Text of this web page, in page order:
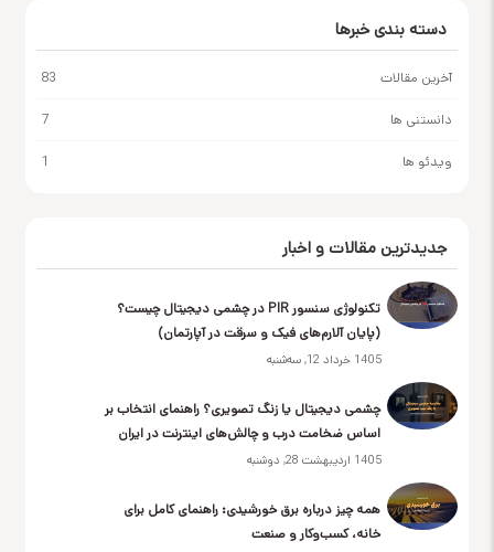
دسته بندی خبرها
آخرین مقالات 83
دانستنی ها 7
ویدئو ها 1
جدیدترین مقالات و اخبار
تکنولوژی سنسور PIR در چشمی دیجیتال چیست؟
(پایان آلارم‌های فیک و سرقت در آپارتمان)
1405 خرداد 12, سه‌شنبه
چشمی دیجیتال یا زنگ تصویری؟ راهنمای انتخاب بر
اساس ضخامت درب و چالش‌های اینترنت در ایران
1405 اردیبهشت 28, دوشنبه
همه چیز درباره برق خورشیدی: راهنمای کامل برای
خانه، کسب‌وکار و صنعت